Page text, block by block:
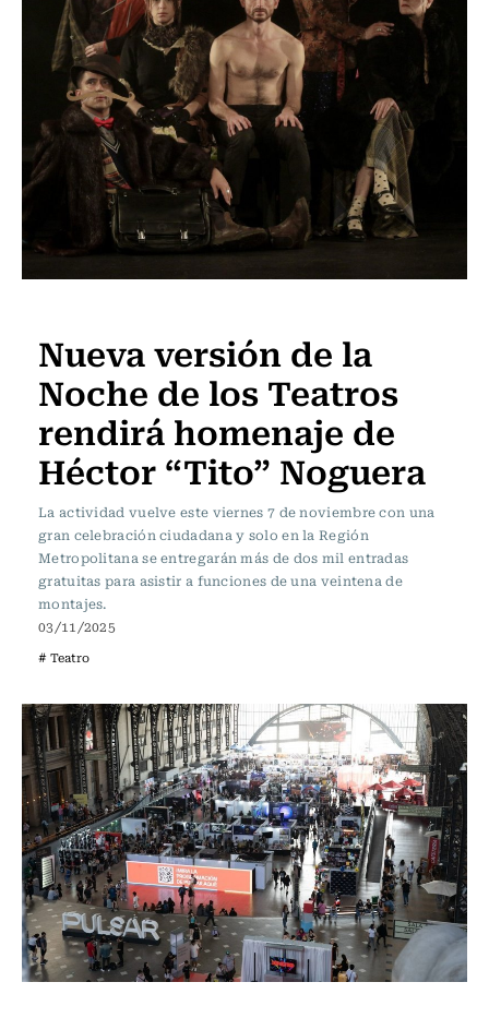
Nueva versión de la
Noche de los Teatros
rendirá homenaje de
Héctor “Tito” Noguera
La actividad vuelve este viernes 7 de noviembre con una
gran celebración ciudadana y solo en la Región
Metropolitana se entregarán más de dos mil entradas
gratuitas para asistir a funciones de una veintena de
montajes.
03/11/2025
# Teatro